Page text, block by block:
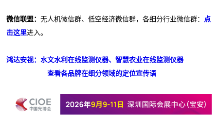
微信联盟：无人机微信群、低空经济微信群，各细分行业微信群：
点
击这里进入。
鸿达安视：水文水利在线监测仪器、智慧农业在线监测仪器
查看各品牌在细分领域的定位宣传语